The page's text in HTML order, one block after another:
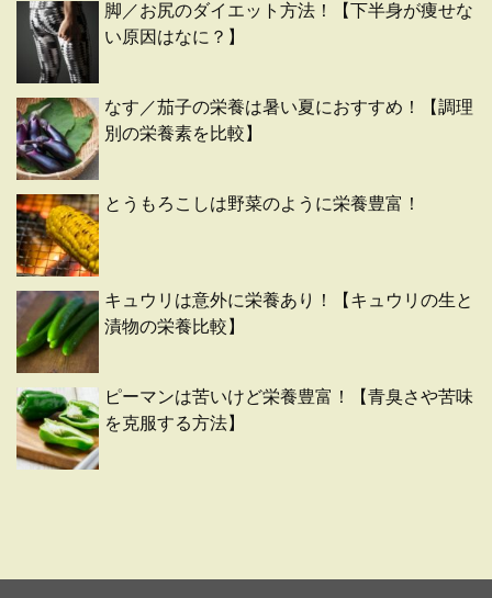
脚／お尻のダイエット方法！【下半身が痩せな
い原因はなに？】
なす／茄子の栄養は暑い夏におすすめ！【調理
別の栄養素を比較】
とうもろこしは野菜のように栄養豊富！
キュウリは意外に栄養あり！【キュウリの生と
漬物の栄養比較】
ピーマンは苦いけど栄養豊富！【青臭さや苦味
を克服する方法】